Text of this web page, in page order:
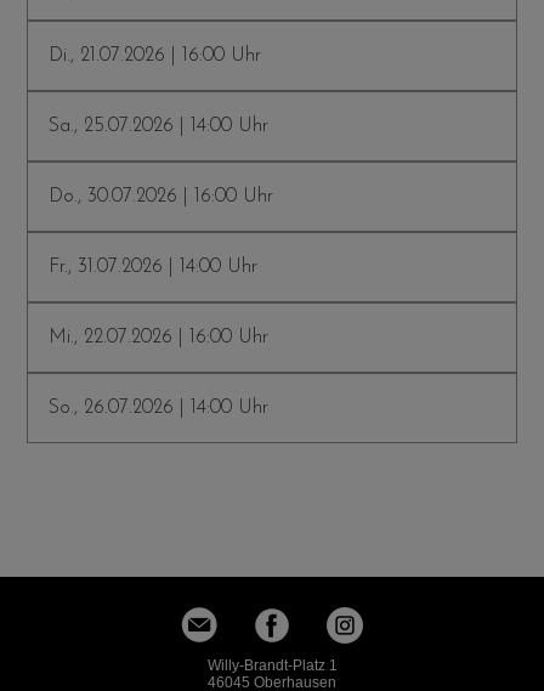
Di., 21.07.2026 | 16:00 Uhr
Sa., 25.07.2026 | 14:00 Uhr
Do., 30.07.2026 | 16:00 Uhr
Fr., 31.07.2026 | 14:00 Uhr
Mi., 22.07.2026 | 16:00 Uhr
So., 26.07.2026 | 14:00 Uhr
Willy-Brandt-Platz 1
46045 Oberhausen